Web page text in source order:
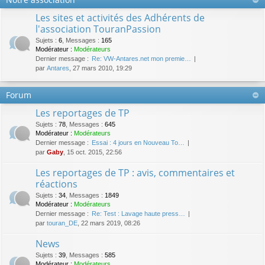
Les sites et activités des Adhérents de
l'association TouranPassion
Sujets : 6 Messages : 165
Modérateur : Modérateurs
Dernier message : Re: VW-Antares.net mon premie…
par Antares , 27 mars 2010, 19:29
Forum
Les reportages de TP
Sujets : 78 Messages : 645
Modérateur : Modérateurs
Dernier message : Essai : 4 jours en Nouveau To…
par Gaby , 15 oct. 2015, 22:56
Les reportages de TP : avis, commentaires et
réactions
Sujets : 34 Messages : 1849
Modérateur : Modérateurs
Dernier message : Re: Test : Lavage haute press…
par touran_DE , 22 mars 2019, 08:26
News
Sujets : 39 Messages : 585